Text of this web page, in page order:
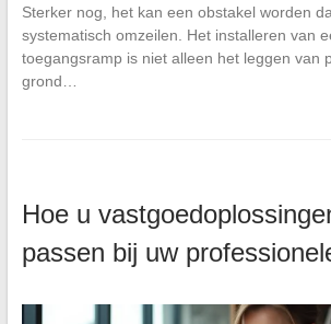
Sterker nog, het kan een obstakel worden
systematisch omzeilen. Het installeren van
toegangsramp is niet alleen het leggen van
grond…
Hoe u
passen bij uw